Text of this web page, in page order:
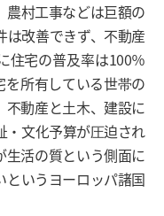
村工事などは巨額の
は改善できず、不動産
住宅の普及率は100％
所有している世帯の
不動産と土木、建設に
・文化予算が圧迫され
生活の質という側面に
いうヨーロッパ諸国